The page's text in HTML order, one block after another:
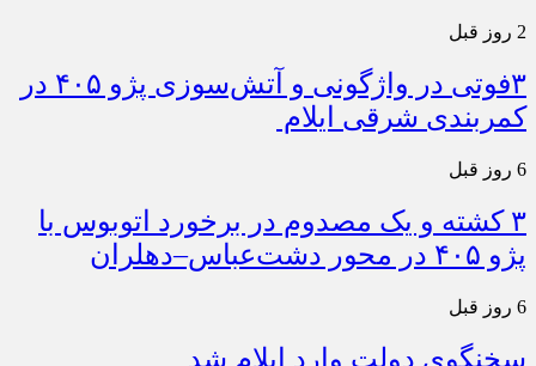
2 روز قبل
۳فوتی در واژگونی و آتش‌سوزی پژو ۴۰۵ در
کمربندی شرقی ایلام
6 روز قبل
۳ کشته و یک مصدوم در برخورد اتوبوس با
پژو ۴۰۵ در محور دشت‌عباس–دهلران
6 روز قبل
سخنگوی دولت وارد ایلام شد